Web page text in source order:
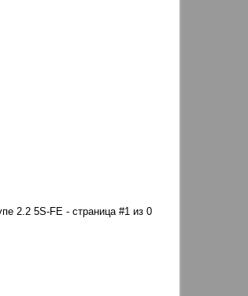
2.2 5S-FE - страница #1 из 0